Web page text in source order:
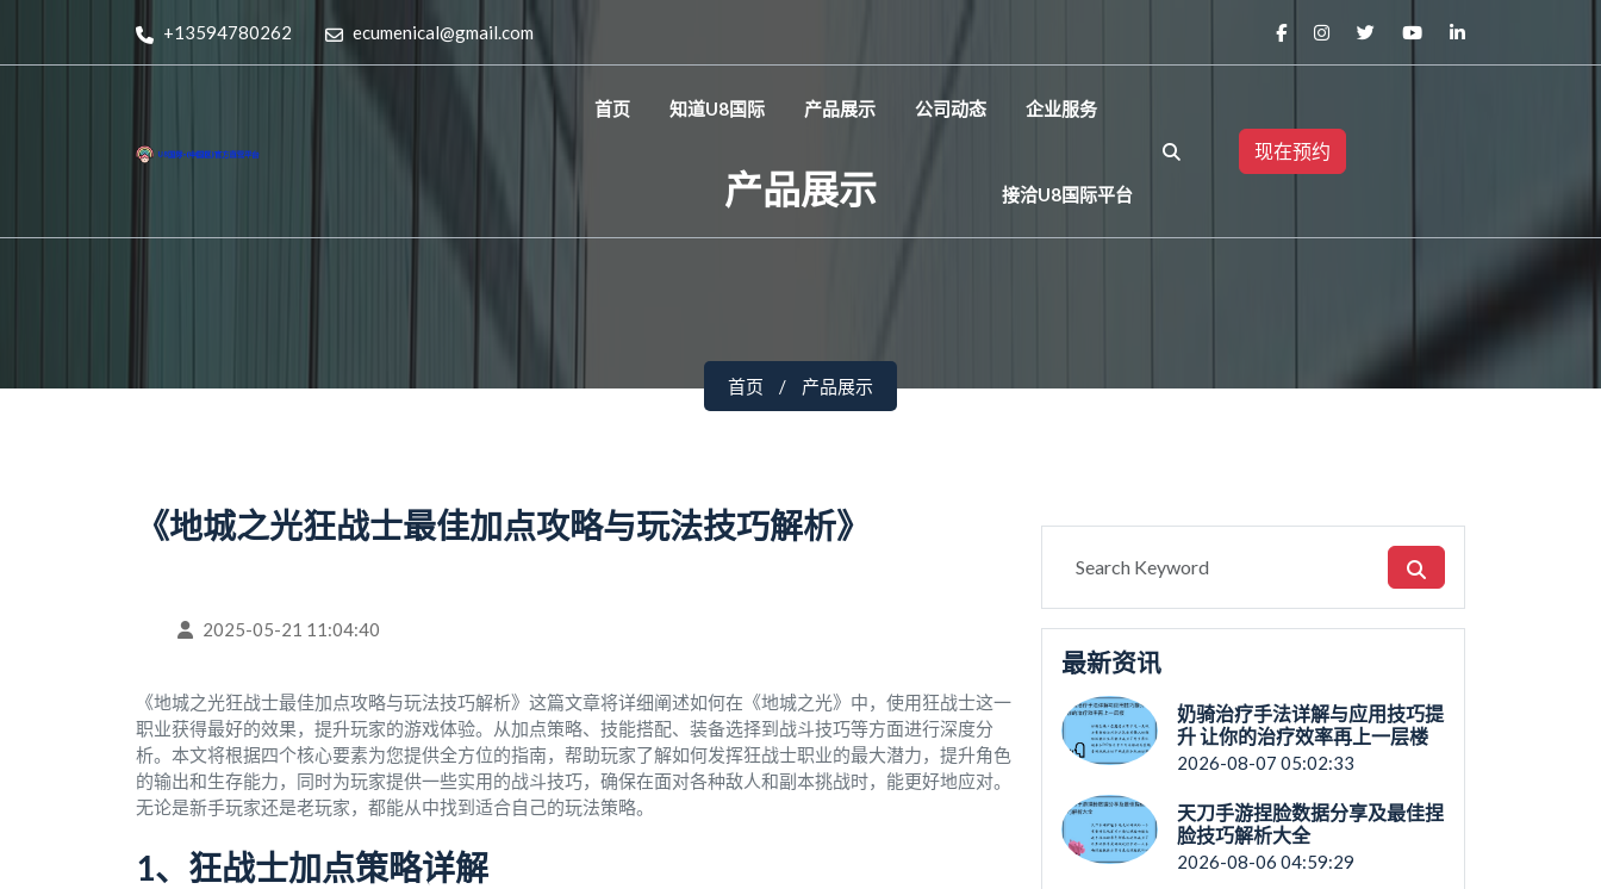
+13594780262 ecumenical@gmail.com
首页 知道U8国际 产品展示 公司动态 企业服务
接洽U8国际平台
现在预约
产品展示
首页 产品展示
《地城之光狂战士最佳加点攻略与玩法技巧解析》
2025-05-21 11:04:40
《地城之光狂战士最佳加点攻略与玩法技巧解析》这篇文章将详细阐述如何在《地城之光》中，使用狂战士这一
职业获得最好的效果，提升玩家的游戏体验。从加点策略、技能搭配、装备选择到战斗技巧等方面进行深度分
析。本文将根据四个核心要素为您提供全方位的指南，帮助玩家了解如何发挥狂战士职业的最大潜力，提升角色
的输出和生存能力，同时为玩家提供一些实用的战斗技巧，确保在面对各种敌人和副本挑战时，能更好地应对。
无论是新手玩家还是老玩家，都能从中找到适合自己的玩法策略。
1、狂战士加点策略详解
最新资讯
奶骑治疗手法详解与应用技巧提
升 让你的治疗效率再上一层楼
2026-08-07 05:02:33
天刀手游捏脸数据分享及最佳捏
脸技巧解析大全
2026-08-06 04:59:29